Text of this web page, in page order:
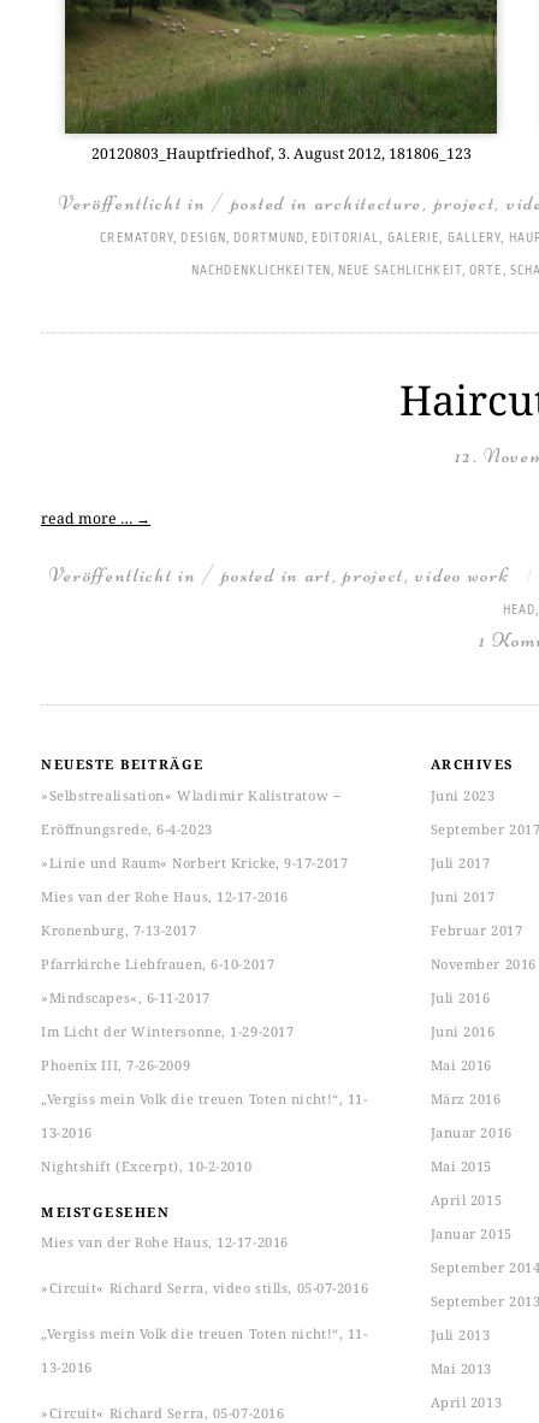
20120803_Hauptfriedhof, 3. August 2012, 181806_123
Veröffentlicht in / posted in architecture, project,
CREMATORY, DESIGN, DORTMUND, EDITORIAL, GALERIE, GALLERY,
NACHDENKLICHKEITEN, NEUE SACHLICHKEIT,ORTE,
12.
read more … →
Veröffentlicht in / posted in art,project,video work
HEAD
1
NEUESTE BEITRÄGE
»Selbstrealisation« Wladimir Kalistratow ‒
Eröffnungsrede, 6-4-2023
»Linie und Raum« Norbert Kricke, 9-17-2017
Mies van der Rohe Haus, 12-17-2016
Kronenburg, 7-13-2017
Pfarrkirche Liebfrauen, 6-10-2017
»Mindscapes«, 6-11-2017
Im Licht der Wintersonne, 1-29-2017
Phoenix III, 7-26-2009
„Vergiss mein Volk die treuen Toten nicht!“, 11-
13-2016
Nightshift (Excerpt), 10-2-2010
MEISTGESEHEN
Mies van der Rohe Haus, 12-17-2016
»Circuit« Richard Serra, video stills, 05-07-2016
„Vergiss mein Volk die treuen Toten nicht!“, 11-
13-2016
»Circuit« Richard Serra, 05-07-2016
ARCHIVES
Juni 2023
September
Juli 2017
Juni 2017
Februar 2017
November 2016
Juli 2016
Juni 2016
Mai 2016
März 2016
Januar 2016
Mai 2015
April 2015
Januar 2015
September
September
Juli 2013
Mai 2013
April 2013